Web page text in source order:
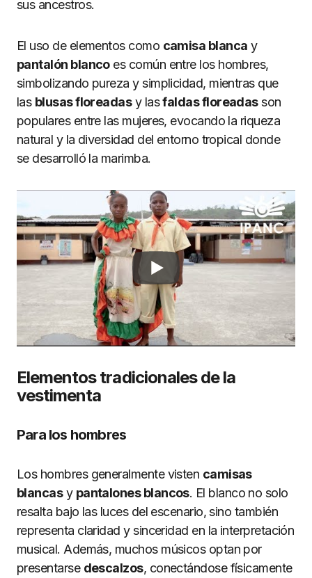
sus ancestros.
El uso de elementos como camisa blanca y
pantalón blancoes común entre los hombres,
simbolizando pureza y simplicidad, mientras que
las blusas floreadasy lasfaldas floreadasson
populares entre las mujeres, evocando la riqueza
natural y la diversidad del entorno tropical donde
se desarrolló la marimba.
Elementos tradicionales de la
vestimenta
Para los hombres
Los hombres generalmente visten camisas
blancasy pantalones blancos. El blanco no solo
resalta bajo las luces del escenario, sino también
representa claridad y sinceridad en la interpretación
musical. Además, muchos músicos optan por
presentarse descalzos, conectándose físicamente